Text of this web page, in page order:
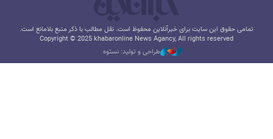
تمامی حقوق این سایت برای خبرآنلاین محفوظ است. نقل مطالب با ذکر منبع بلامانع است.
Copyright © 2025 khabaronline News Agancy, All rights reserved
طراحی و تولید: نستوه